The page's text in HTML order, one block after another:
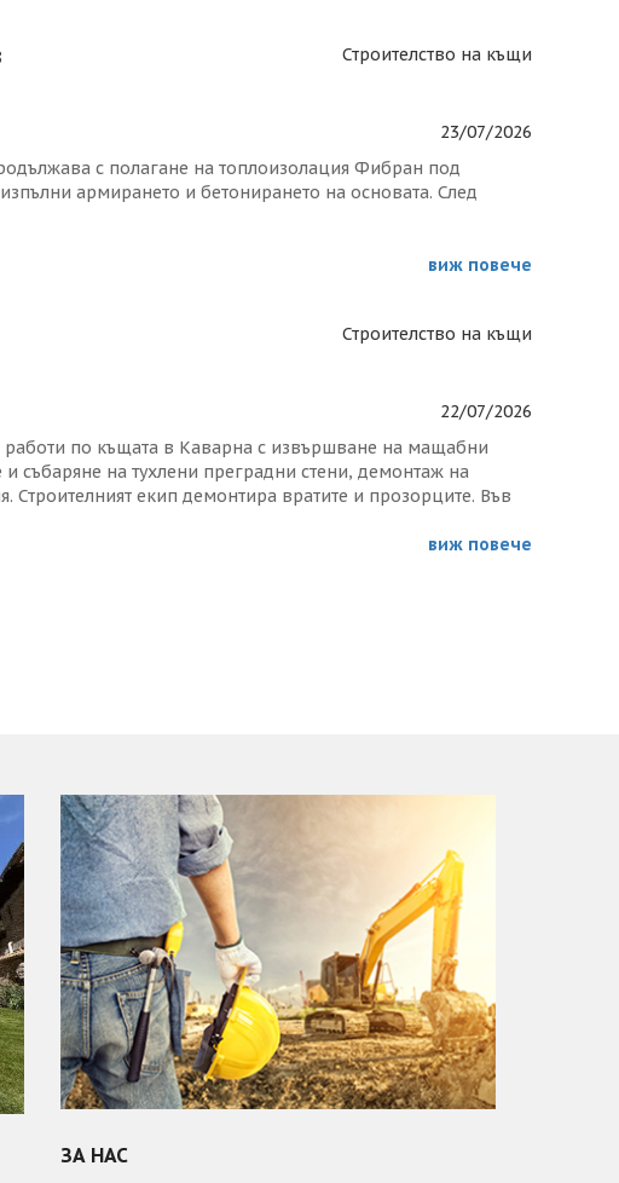
и дълготрайна защита на покривната конструкция.
циментовата замазка. След завършването на
и полагането на циментовата замазка.
Строителство на къщи
23/07/2026
с полагане на топлоизолация Фибран под
армирането и бетонирането на основата. След
здравината и енергийната ефективност на
За монтажа на металната конструкция като основна
виж повече
Строителство на къщи
22/07/2026
работи по къщата в Каварна с извършване на мащабни
събаряне на тухлени преградни стени, демонтаж на
екип демонтира вратите и прозорците. Във
камък.
виж повече
ЗА НАС